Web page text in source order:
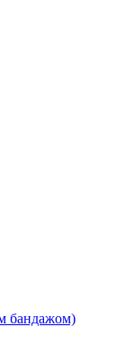
бандажом)